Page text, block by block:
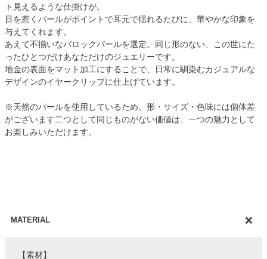
ト見えるような仕掛けが。
目を惹くパールがポイントで耳元で揺れるたびに、華やかな印象を
与えてくれます。
あえて不揃いなバロックパールを選定。同じ形のない、この世にた
ったひとつだけあなただけのジュエリーです。
地金の表面をマット加工にすることで、日常に馴染むカジュアルな
デザインのイヤークリップに仕上げています。
※天然のパールを使用しているため、形・サイズ・色味には個体差
がございます二つとして同じものがない価値は、一つの魅力として
お楽しみいただけます。
MATERIAL
【素材】